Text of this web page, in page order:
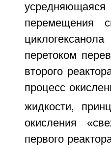
перемещения
перетоком
второго
процесс
жидкости,
окисления
первого